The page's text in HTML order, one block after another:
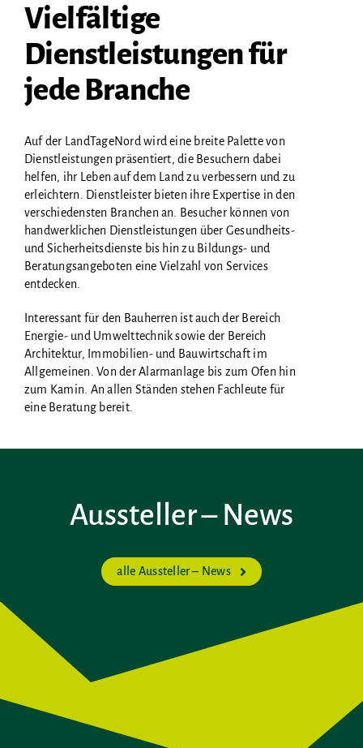
Vielfältige
Dienstleistungen für
jede Branche
Auf der LandTageNord wird eine breite Palette von
Dienstleistungen präsentiert, die Besuchern dabei
helfen, ihr Leben auf dem Land zu verbessern und zu
erleichtern. Dienstleister bieten ihre Expertise in den
verschiedensten Branchen an. Besucher können von
handwerklichen Dienstleistungen über Gesundheits-
und Sicherheitsdienste bis hin zu Bildungs- und
Beratungsangeboten eine Vielzahl von Services
entdecken.
Interessant für den Bauherren ist auch der Bereich
Energie- und Umwelttechnik sowie der Bereich
Architektur, Immobilien- und Bauwirtschaft im
Allgemeinen. Von der Alarmanlage bis zum Ofen hin
zum Kamin. An allen Ständen stehen Fachleute für
eine Beratung bereit.
Aussteller – News
alle Aussteller – News